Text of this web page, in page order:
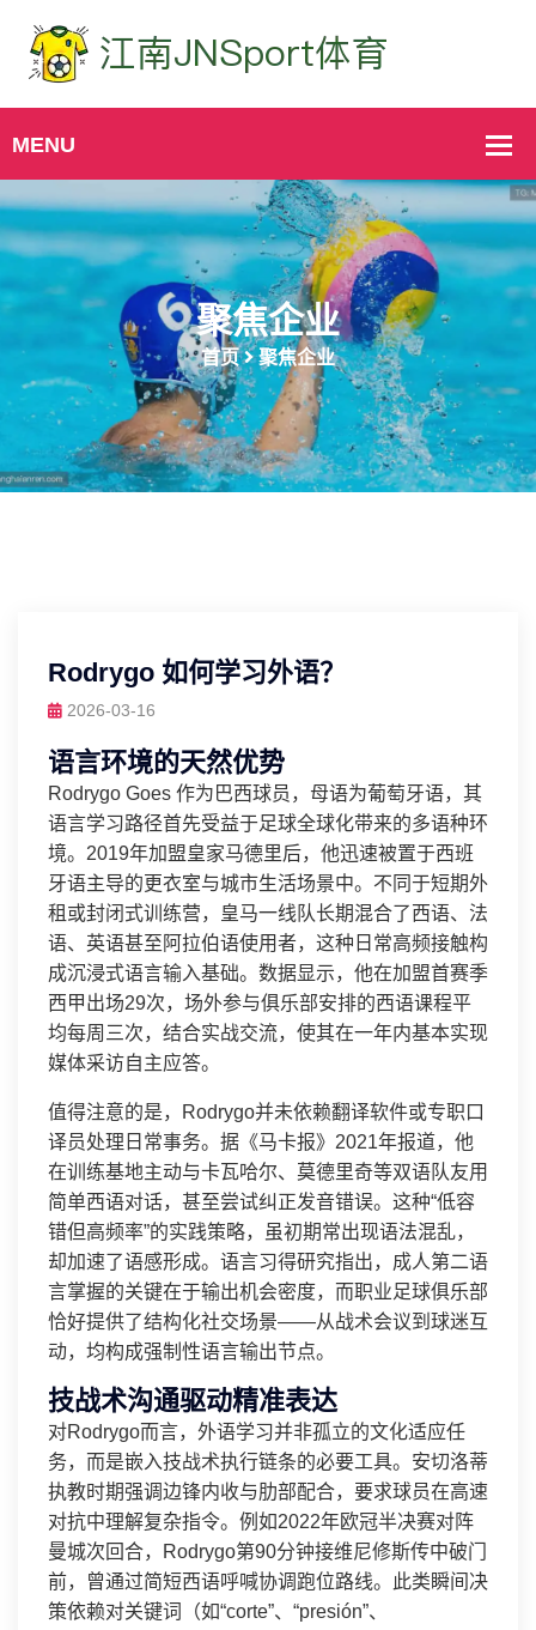
聚焦企业
首页 聚焦企业
Rodrygo 如何学习外语？
2026-03-16
语言环境的天然优势
Rodrygo Goes 作为巴西球员，母语为葡萄牙语，其
语言学习路径首先受益于足球全球化带来的多语种环
境。2019年加盟皇家马德里后，他迅速被置于西班
牙语主导的更衣室与城市生活场景中。不同于短期外
租或封闭式训练营，皇马一线队长期混合了西语、法
语、英语甚至阿拉伯语使用者，这种日常高频接触构
成沉浸式语言输入基础。数据显示，他在加盟首赛季
西甲出场29次，场外参与俱乐部安排的西语课程平
均每周三次，结合实战交流，使其在一年内基本实现
媒体采访自主应答。
值得注意的是，Rodrygo并未依赖翻译软件或专职口
译员处理日常事务。据《马卡报》2021年报道，他
在训练基地主动与卡瓦哈尔、莫德里奇等双语队友用
简单西语对话，甚至尝试纠正发音错误。这种“低容
错但高频率”的实践策略，虽初期常出现语法混乱，
却加速了语感形成。语言习得研究指出，成人第二语
言掌握的关键在于输出机会密度，而职业足球俱乐部
恰好提供了结构化社交场景——从战术会议到球迷互
动，均构成强制性语言输出节点。
技战术沟通驱动精准表达
对Rodrygo而言，外语学习并非孤立的文化适应任
务，而是嵌入技战术执行链条的必要工具。安切洛蒂
执教时期强调边锋内收与肋部配合，要求球员在高速
对抗中理解复杂指令。例如2022年欧冠半决赛对阵
曼城次回合，Rodrygo第90分钟接维尼修斯传中破门
前，曾通过简短西语呼喊协调跑位路线。此类瞬间决
策依赖对关键词（如“corte”、“presión”、